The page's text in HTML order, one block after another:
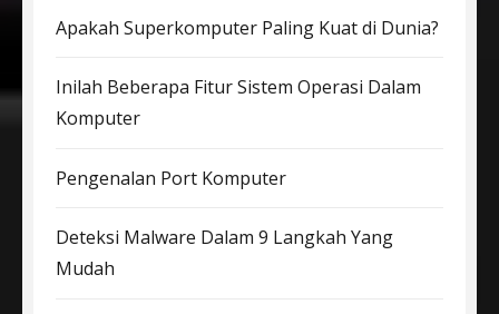
Apakah Superkomputer Paling Kuat di Dunia?
Inilah Beberapa Fitur Sistem Operasi Dalam
Komputer
Pengenalan Port Komputer
Deteksi Malware Dalam 9 Langkah Yang
Mudah